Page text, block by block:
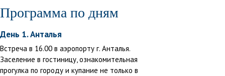
Программа по дням
День 1. Анталья
Встреча в 16.00 в аэропорту г. Анталья.
Заселение в гостиницу, ознакомительная
прогулка по городу и купание не только в